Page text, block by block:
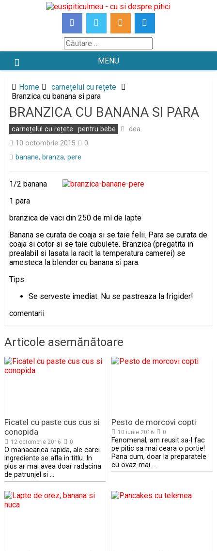
Căutare
MENU
Home
carnețelul cu rețete
Branzica cu banana si para
BRANZICA CU BANANA SI PARA
carnețelul cu rețete pentru bebe dea
10 octombrie 2015
0
banane, branza, pere
1/2 banana
1 para
branzica de vaci din 250 de ml de lapte
Banana se curata de coaja si se taie felii. Para se curata de
coaja si cotor si se taie cubulete. Branzica (pregatita in
prealabil si lasata la racit la temperatura camerei) se
amesteca la blender cu banana si para.
Tips
Se serveste imediat. Nu se pastreaza la frigider!
comentarii
Articole asemănătoare
Ficatel cu paste cus cus si
conopida
12 octombrie 2016 0
O manacarica rapida, ale carei
ingrediente se afla in titlu. In
plus ar mai avea doar radacina
de patrunjel si …
Pesto de morcovi copti
10 iunie 2016 0
Fenomenal, am reusit sa-l fac
pe pitic sa mai ceara o portie!
Pana cum, doar la preparatele
cu ovaz mai …